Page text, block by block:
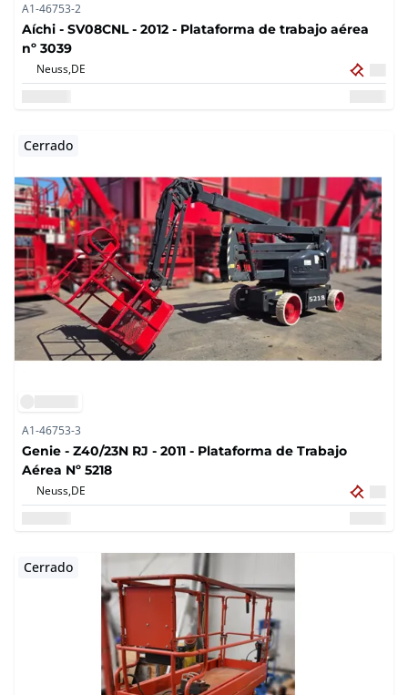
A1-46753-2
Aíchi - SV08CNL - 2012 - Plataforma de trabajo aérea
nº 3039
Neuss,DE
Cerrado
A1-46753-3
Genie - Z40/23N RJ - 2011 - Plataforma de Trabajo
Aérea Nº 5218
Neuss,DE
Cerrado